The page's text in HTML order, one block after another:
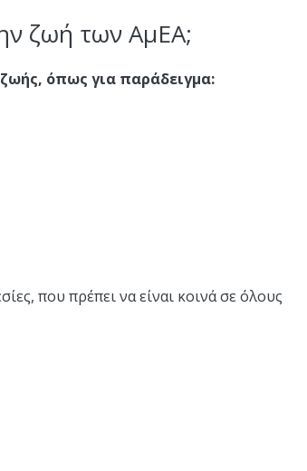
ζωή των ΑμΕΑ;
όπως για παράδειγμα:
που πρέπει να είναι κοινά σε όλους